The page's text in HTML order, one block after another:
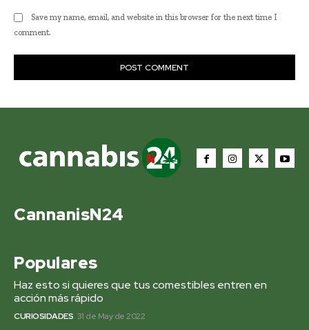
Save my name, email, and website in this browser for the next time I
comment.
CannanisN24
Populares
Haz esto si quieres que tus comestibles entren en
acción más rápido
CURIOSIDADES 31 de May de 2022